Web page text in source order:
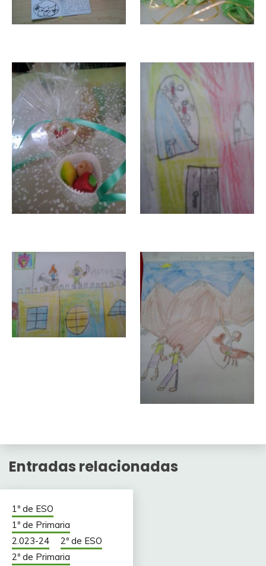
Entradas relacionadas
1º de ESO
1º de Primaria
2.023-24
2º de ESO
2º de Primaria